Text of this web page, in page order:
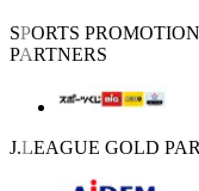
SPORTS
PARTNERS
J.LEAGUE GOLD